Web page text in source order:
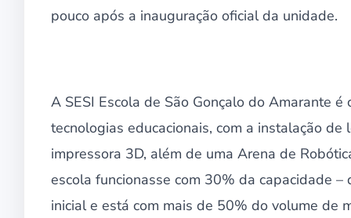
pouco após a inauguração oficial da unidade.
A SESI Escola de São Gonçalo do Amarante
tecnologias educacionais, com a instalação
impressora 3D, além de uma Arena de
escola funcionasse com 30% da capacidade
inicial e está com mais de 50% do volume de